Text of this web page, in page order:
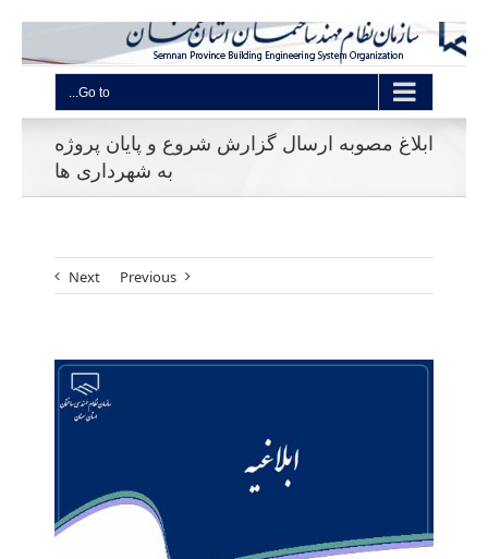
Go to...
ابلاغ مصوبه ارسال گزارش شروع و پایان پروژه
به شهرداری ها
Previous
Next
View